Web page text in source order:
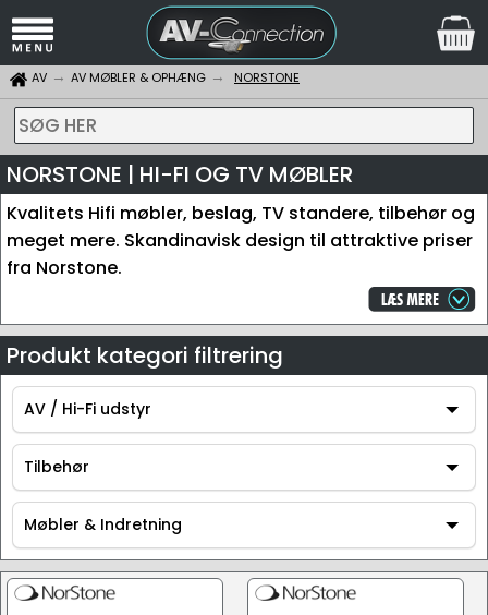
AV AV MØBLER & OPHÆNG NORSTONE
SØG HER
NORSTONE | HI-FI OG TV MØBLER
Kvalitets Hifi møbler, beslag, TV standere, tilbehør og
meget mere. Skandinavisk design til attraktive priser
fra Norstone.
Produkt kategori filtrering
AV / Hi-Fi udstyr
AV / Hi-Fi udstyr
Tilbehør
Tilbehør
Møbler & Indretning
Møbler & Indretning